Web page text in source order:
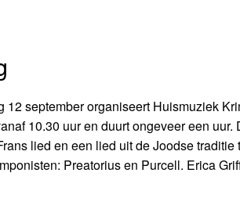
september organiseert Huismuziek
10.30 uur en duurt ongeveer een
lied en een lied uit de Joodse
Preatorius en Purcell. Erica